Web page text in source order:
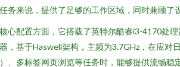
务来说，提供了足够的工作区域，同时兼顾了
心配置方面，它搭载了英特尔酷睿i3-4170处
，基于Haswell架构，主频为3.7GHz，在应对
、多标签网页浏览等任务时，能够提供流畅稳